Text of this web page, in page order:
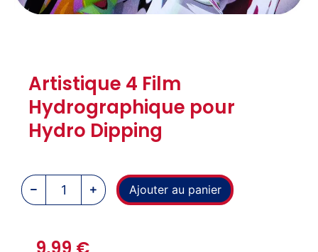
Artistique 4 Film
Hydrographique pour
Hydro Dipping
Ajouter au panier